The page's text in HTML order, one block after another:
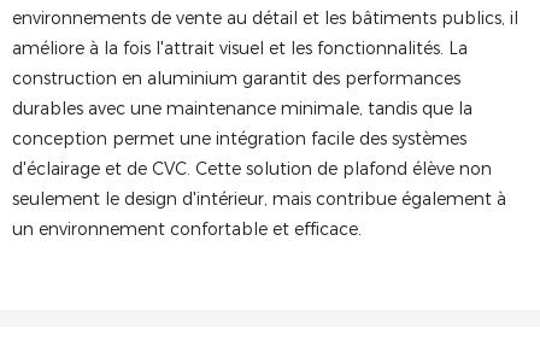
environnements de vente au détail et les bâtiments publics, il
améliore à la fois l'attrait visuel et les fonctionnalités. La
construction en aluminium garantit des performances
durables avec une maintenance minimale, tandis que la
conception permet une intégration facile des systèmes
d'éclairage et de CVC. Cette solution de plafond élève non
seulement le design d'intérieur, mais contribue également à
un environnement confortable et efficace.